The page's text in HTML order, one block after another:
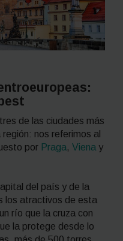
de las ciudades más
nos referimos al
por Praga, Viena y
del país y de la
los atractivos de esta
río que la cruza con
la protege desde lo